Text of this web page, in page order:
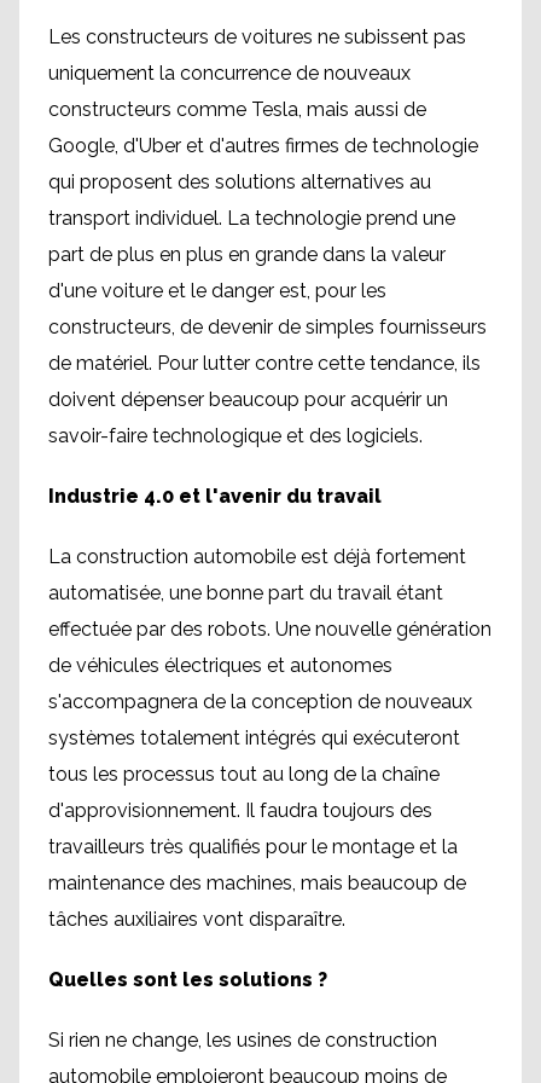
Les constructeurs de voitures ne subissent pas
uniquement la concurrence de nouveaux
constructeurs comme Tesla, mais aussi de
Google, d'Uber et d'autres firmes de technologie
qui proposent des solutions alternatives au
transport individuel. La technologie prend une
part de plus en plus en grande dans la valeur
d'une voiture et le danger est, pour les
constructeurs, de devenir de simples fournisseurs
de matériel. Pour lutter contre cette tendance, ils
doivent dépenser beaucoup pour acquérir un
savoir-faire technologique et des logiciels.
Industrie 4.0 et l'avenir du travail
La construction automobile est déjà fortement
automatisée, une bonne part du travail étant
effectuée par des robots. Une nouvelle génération
de véhicules électriques et autonomes
s'accompagnera de la conception de nouveaux
systèmes totalement intégrés qui exécuteront
tous les processus tout au long de la chaîne
d'approvisionnement. Il faudra toujours des
travailleurs très qualifiés pour le montage et la
maintenance des machines, mais beaucoup de
tâches auxiliaires vont disparaître.
Quelles sont les solutions ?
Si rien ne change, les usines de construction
automobile emploieront beaucoup moins de